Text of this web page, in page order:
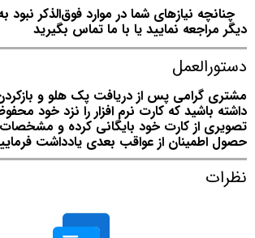
چنانچه نیازهای شما در موارد فوق‌الذکر
دیگر مراجعه نمایید یا با ما تماس بگیرید
دستورالعمل
مشتری گرامی پس از دریافت پک هلو و
داشته باشید که کارت نرم افزار را نزد خود
تصویری از کارت خود بایگانی کرده و مشخصات
حصول اطمینان از عواقب بعدی یادداشت
نظرات